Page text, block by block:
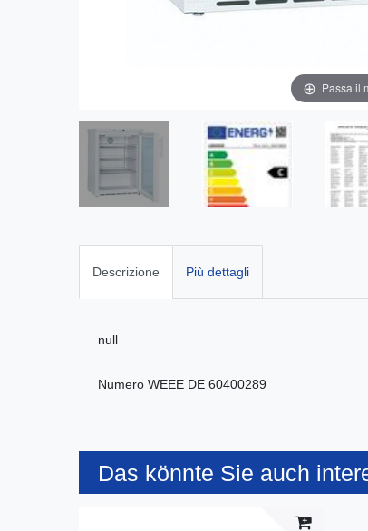
Passa il
Descrizione Più dettagli
null
Numero WEEE DE 60400289
Das könnte Sie auch